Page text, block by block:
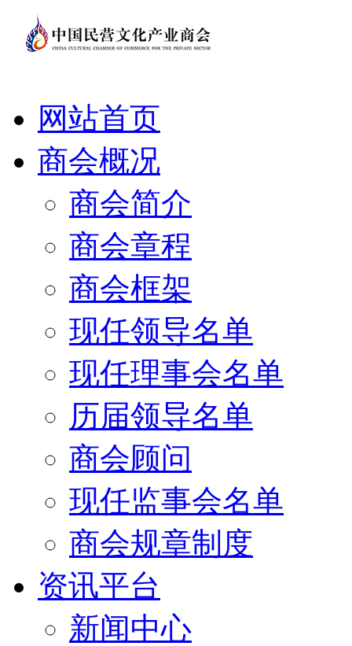
网站首页
商会概况
商会简介
商会章程
商会框架
现任领导名单
现任理事会名单
历届领导名单
商会顾问
现任监事会名单
商会规章制度
资讯平台
新闻中心